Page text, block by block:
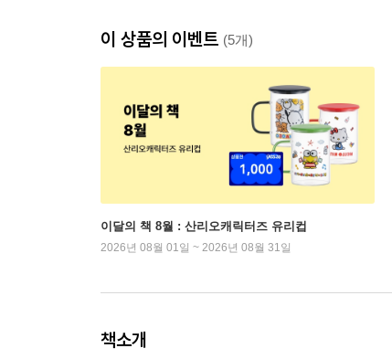
이 상품의 이벤트 (5개)
이달의 책 8월 : 산리오캐릭터즈 유리컵
2026년 08월 01일 ~ 2026년 08월 31일
책소개